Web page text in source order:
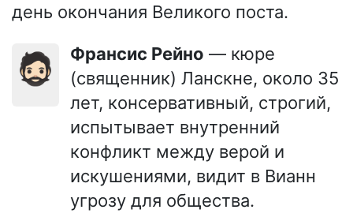
день окончания Великого поста.
🧔🏻 Франсис Рейно — кюре
(священник) Ланскне, около 35
лет, консервативный, строгий,
испытывает внутренний
конфликт между верой и
искушениями, видит в Вианн
угрозу для общества.